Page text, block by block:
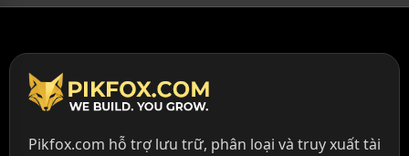
Pikfox.com hỗ trợ lưu trữ, phân loại và truy xuất tài